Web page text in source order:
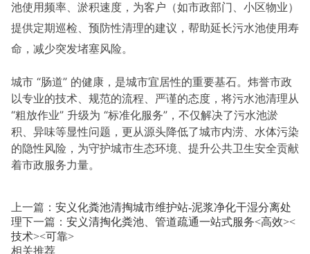
池使用频率、淤积速度，为客户（如市政部门、小区物业）
提供定期巡检、预防性清理的建议，帮助延长污水池使用寿
命，减少突发堵塞风险。
城市 “肠道” 的健康，是城市宜居性的重要基石。炜誉市政
以专业的技术、规范的流程、严谨的态度，将污水池清理从
“粗放作业” 升级为 “标准化服务”，不仅解决了污水池淤
积、异味等显性问题，更从源头降低了城市内涝、水体污染
的隐性风险，为守护城市生态环境、提升公共卫生安全贡献
着市政服务力量。
上一篇： 安义化粪池清掏城市维护站-泥浆净化干湿分离处
理下一篇： 安义清掏化粪池、管道疏通一站式服务<高效><
技术><可靠>
相关推荐